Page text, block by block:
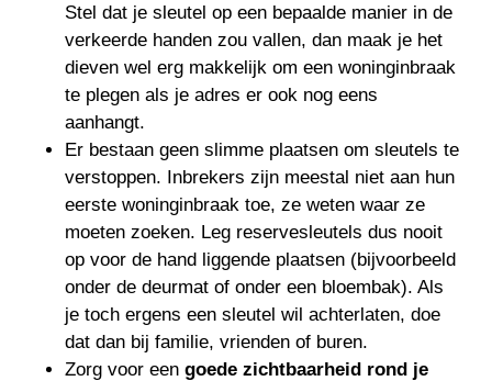
Stel dat je sleutel op een bepaalde manier in de
verkeerde handen zou vallen, dan maak je het
dieven wel erg makkelijk om een woninginbraak
te plegen als je adres er ook nog eens
aanhangt.
Er bestaan geen slimme plaatsen om sleutels te
verstoppen. Inbrekers zijn meestal niet aan hun
eerste woninginbraak toe, ze weten waar ze
moeten zoeken. Leg reservesleutels dus nooit
op voor de hand liggende plaatsen (bijvoorbeeld
onder de deurmat of onder een bloembak). Als
je toch ergens een sleutel wil achterlaten, doe
dat dan bij familie, vrienden of buren.
Zorg voor eengoede zichtbaarheid rond je